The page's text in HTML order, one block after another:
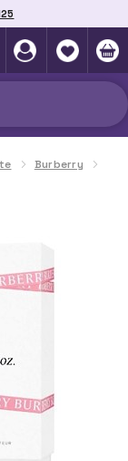
Burberry